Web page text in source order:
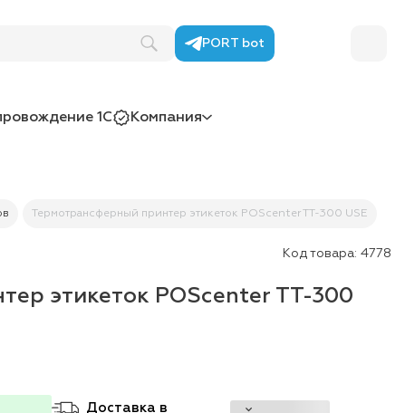
PORT bot
1С Компания
Термотрансферный принтер этикеток POScenter TT-300 USE
Код товара: 4778
этикеток POScenter TT-300
Доставка в